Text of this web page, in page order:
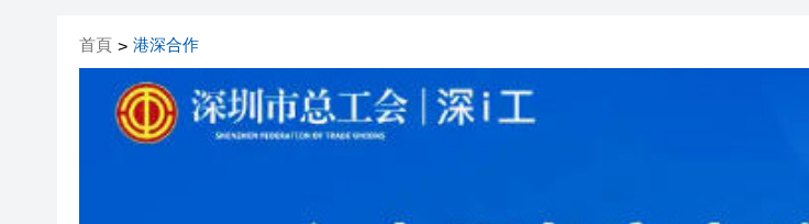
「關鍵變量」？
泰國國家旅遊局：高度重視中國遊客旅遊體驗 將完善產品和服務
有片丨90場諮詢會廣納民意 李家超：首份五年規劃 三季度揭盅
首頁 > 港深合作